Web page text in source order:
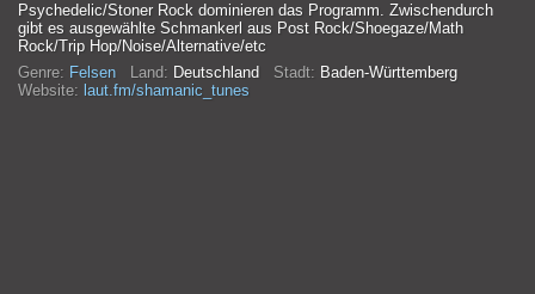
Psychedelic/Stoner Rock dominieren das Programm. Zwischendurch
gibt es ausgewählte Schmankerl aus Post Rock/Shoegaze/Math
Rock/Trip Hop/Noise/Alternative/etc
Genre: Felsen Land: Deutschland Stadt: Baden-Württemberg
Website: laut.fm/shamanic_tunes